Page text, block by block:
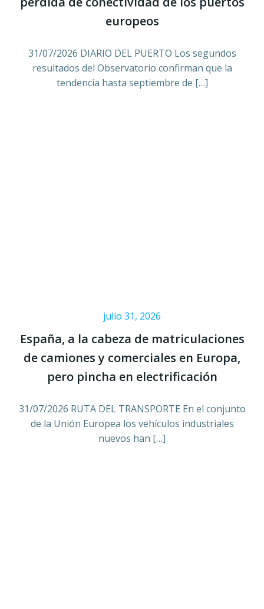
europeos
31/07/2026 DIARIO DEL PUERTO Los segundos
resultados del Observatorio confirman que la
tendencia hasta septiembre de […]
julio 31, 2026
España, a la cabeza de matriculaciones
de camiones y comerciales en Europa,
pero pincha en electrificación
31/07/2026 RUTA DEL TRANSPORTE En el conjunto
de la Unión Europea los vehículos industriales
nuevos han […]